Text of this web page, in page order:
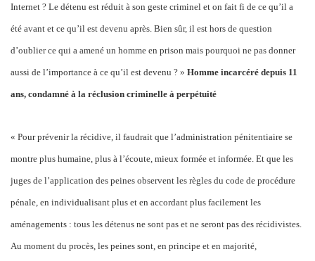
Internet ? Le détenu est réduit à son geste criminel et on fait fi de ce qu’il a
été avant et ce qu’il est devenu après. Bien sûr, il est hors de question
d’oublier ce qui a amené un homme en prison mais pourquoi ne pas donner
aussi de l’importance à ce qu’il est devenu ? » Homme incarcéré depuis 11
ans, condamné à la réclusion criminelle à perpétuité
« Pour prévenir la récidive, il faudrait que l’administration pénitentiaire se
montre plus humaine, plus à l’écoute, mieux formée et informée. Et que les
juges de l’application des peines observent les règles du code de procédure
pénale, en individualisant plus et en accordant plus facilement les
aménagements : tous les détenus ne sont pas et ne seront pas des récidivistes.
Au moment du procès, les peines sont, en principe et en majorité,